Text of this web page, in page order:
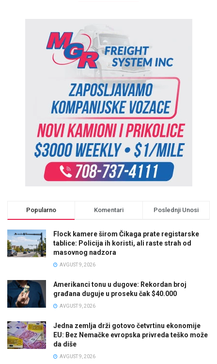
Popularno Komentari Poslednji Unosi
Flock kamere širom Čikaga prate registarske
tablice: Policija ih koristi, ali raste strah od
masovnog nadzora
AVGUST 9, 2026
Amerikanci tonu u dugove: Rekordan broj
građana duguje u proseku čak $40.000
AVGUST 9, 2026
Jedna zemlja drži gotovo četvrtinu ekonomije
EU: Bez Nemačke evropska privreda teško može
da diše
AVGUST 9, 2026